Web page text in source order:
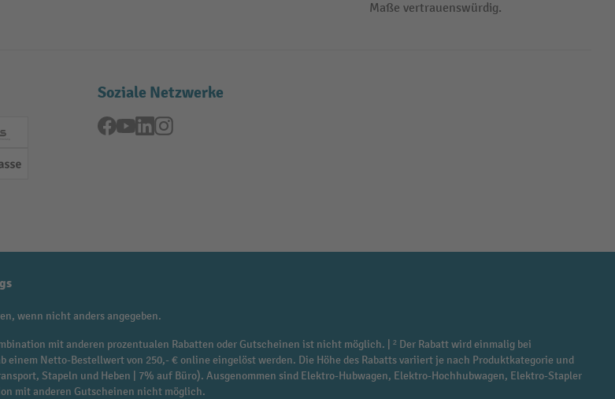
Maße vertrauenswürdig.
Soziale Netzwerke
Facebook
YouTubeLinkedInInstagram
wenn nicht anders angegeben.
mit anderen prozentualen Rabatten oder Gutscheinen ist nicht möglich. | ² Der Rabatt wird einmalig bei
Netto-Bestellwert von 250,- € online eingelöst werden. Die Höhe des Rabatts variiert je nach Produktkategorie und
Stapeln und Heben | 7% auf Büro). Ausgenommen sind Elektro-Hubwagen, Elektro-Hochhubwagen, Elektro-Stapler
mit anderen Gutscheinen nicht möglich.